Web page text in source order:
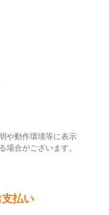
や動作環境等に表示
場合がございます。
払い